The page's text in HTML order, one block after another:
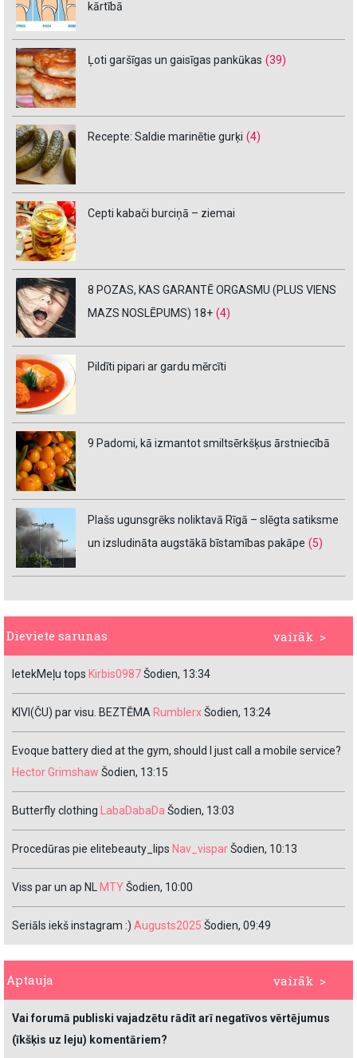
kārtībā
Ļoti garšīgas un gaisīgas pankūkas (39)
Recepte: Saldie marinētie gurķi (4)
Cepti kabači burciņā – ziemai
8 POZAS, KAS GARANTĒ ORGASMU (PLUS VIENS
MAZS NOSLĒPUMS) 18+ (4)
Pildīti pipari ar gardu mērcīti
9 Padomi, kā izmantot smiltsērkšķus ārstniecībā
Plašs ugunsgrēks noliktavā Rīgā – slēgta satiksme
un izsludināta augstākā bīstamības pakāpe (5)
vairāk >
Dieviete sarunas
IetekMeļu tops Kirbis0987Šodien, 13:34
KIVI(ČU) par visu. BEZTĒMA RumblerxŠodien, 13:24
Evoque battery died at the gym, should I just call a mobile service?
Hector Grimshaw Šodien, 13:15
Butterfly clothing LabaDabaDa Šodien, 13:03
Procedūras pie elitebeauty_lips Nav_visparŠodien, 10:13
Viss par un ap NL MTYŠodien, 10:00
Seriāls iekš instagram :) Augusts2025 Šodien, 09:49
vairāk >
Aptauja
Vai forumā publiski vajadzētu rādīt arī negatīvos vērtējumus
(īkšķis uz leju) komentāriem?